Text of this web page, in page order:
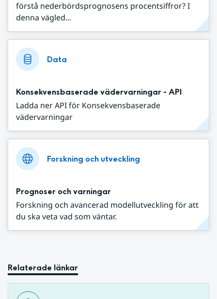
förstå nederbördsprognosens procentsiffror? I
denna vägled...
Data
Konsekvensbaserade vädervarningar - API
Ladda ner API för Konsekvensbaserade
vädervarningar
Forskning och utveckling
Prognoser och varningar
Forskning och avancerad modellutveckling för att
du ska veta vad som väntar.
Relaterade länkar